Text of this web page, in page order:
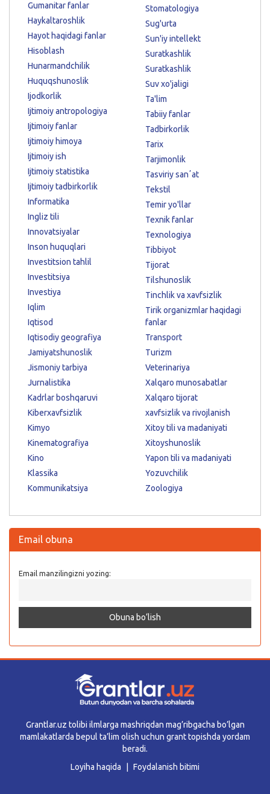
Gumanitar fanlar
Haykaltaroshlik
Hayot haqidagi fanlar
Hisoblash
Hunarmandchilik
Huquqshunoslik
Ijodkorlik
Ijtimoiy antropologiya
Ijtimoiy fanlar
Ijtimoiy himoya
Ijtimoiy ish
Ijtimoiy statistika
Ijtimoiy tadbirkorlik
Informatika
Ingliz tili
Innovatsiyalar
Inson huquqlari
Investitsion tahlil
Investitsiya
Investiya
Iqlim
Iqtisod
Iqtisodiy geografiya
Jamiyatshunoslik
Jismoniy tarbiya
Jurnalistika
Kadrlar boshqaruvi
Kiberxavfsizlik
Kimyo
Kinematografiya
Kino
Klassika
Kommunikatsiya
Stomatologiya
Sug'urta
Sun'iy intellekt
Suratkashlik
Suratkashlik
Suv xo'jaligi
Ta'lim
Tabiiy fanlar
Tadbirkorlik
Tarix
Tarjimonlik
Tasviriy sanʼat
Tekstil
Temir yo'llar
Texnik fanlar
Texnologiya
Tibbiyot
Tijorat
Tilshunoslik
Tinchlik va xavfsizlik
Tirik organizmlar haqidagi
fanlar
Transport
Turizm
Veterinariya
Xalqaro munosabatlar
Xalqaro tijorat
xavfsizlik va rivojlanish
Xitoy tili va madaniyati
Xitoyshunoslik
Yapon tili va madaniyati
Yozuvchilik
Zoologiya
Email obuna
Email manzilingizni yozing:
Grantlar.uz tolibi ilmlarga mashriqdan mag’ribgacha bo’lgan
mamlakatlarda bepul ta’lim olish uchun grant topishda yordam
beradi.
Loyiha haqida
Foydalanish bitimi